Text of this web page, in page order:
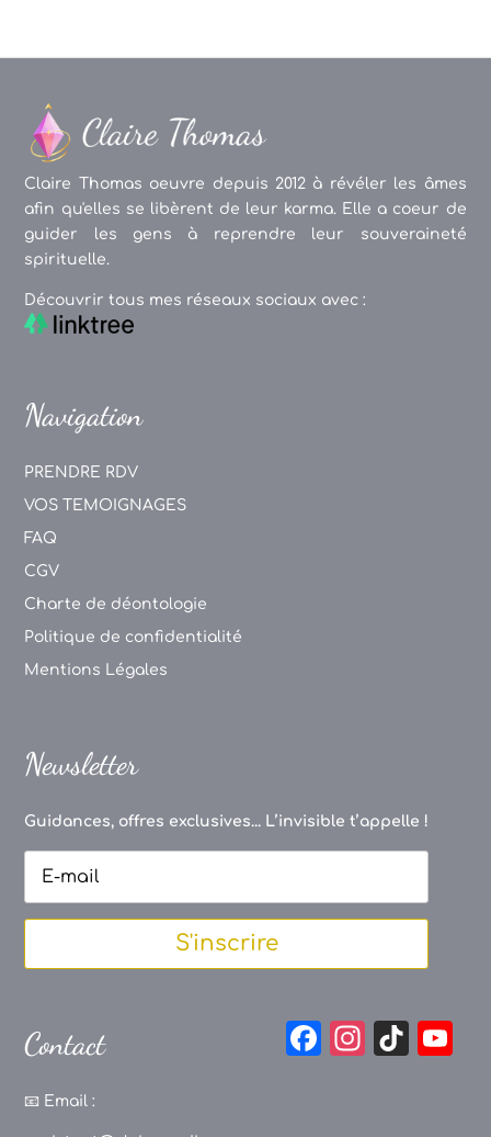
Claire Thomas oeuvre depuis 2012 à révéler les âmes
afin qu'elles se libèrent de leur karma. Elle a coeur de
guider les gens à reprendre leur souveraineté
spirituelle.
Découvrir tous mes réseaux sociaux avec :
Navigation
PRENDRE RDV
VOS TEMOIGNAGES
FAQ
CGV
Charte de déontologie
Politique de confidentialité
Mentions Légales
Newsletter
Guidances, offres exclusives... L’invisible t’appelle !
S'inscrire
Contact
📧 Email :
F
In Ti